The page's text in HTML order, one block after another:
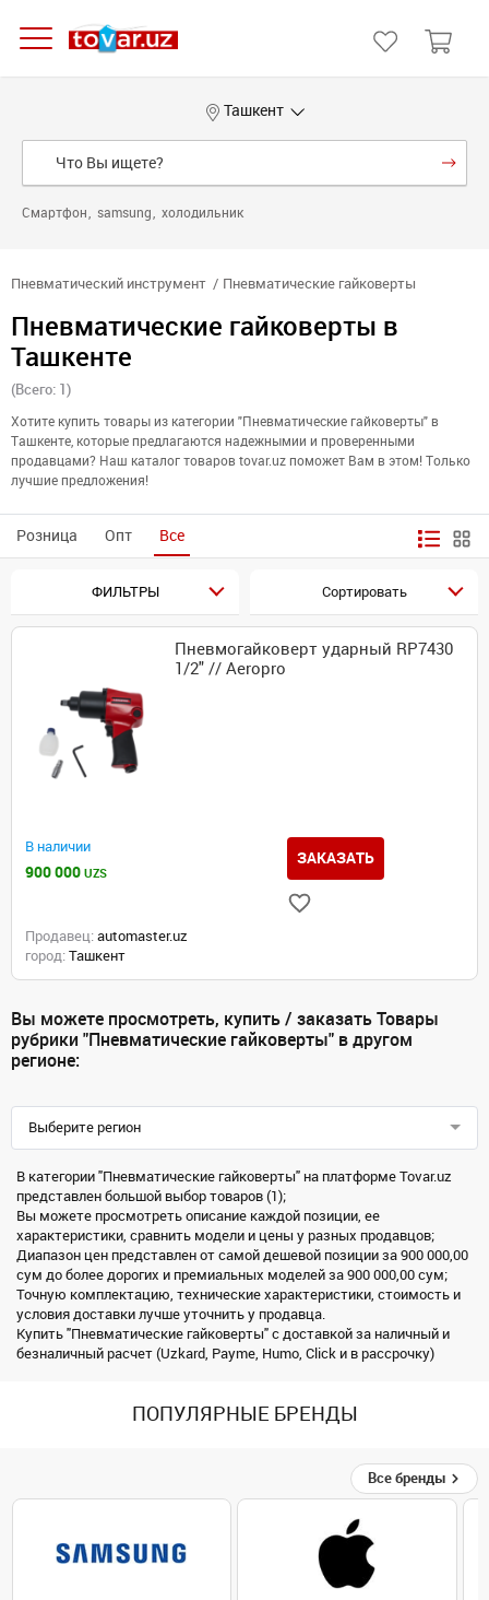
Ташкент
Смартфон samsung холодильник
Пневматический инструмент Пневматические гайковерты
Пневматические гайковерты в
Ташкенте
(Всего: 1)
Хотите купить товары из категории "Пневматические гайковерты" в
Ташкенте, которые предлагаются надежнымии и проверенными
продавцами? Наш каталог товаров tovar.uz поможет Вам в этом! Только
лучшие предложения!
Розница Опт Все
ФИЛЬТРЫ Сортировать
Пневмогайковерт ударный RP7430
1/2" // Aeropro
В наличии
900 000 UZS
ЗАКАЗАТЬ
Продавец: automaster.uz
город: Ташкент
Вы можете просмотреть, купить / заказать Товары
рубрики "Пневматические гайковерты" в другом
регионе:
Выберите регион
В категории "Пневматические гайковерты" на платформе Tovar.uz
представлен большой выбор товаров (1);
Вы можете просмотреть описание каждой позиции, ее
характеристики, сравнить модели и цены у разных продавцов;
Диапазон цен представлен от самой дешевой позиции за 900 000,00
сум до более дорогих и премиальных моделей за 900 000,00 сум;
Точную комплектацию, технические характеристики, стоимость и
условия доставки лучше уточнить у продавца.
Купить "Пневматические гайковерты" с доставкой за наличный и
безналичный расчет (Uzkard, Payme, Humo, Click и в рассрочку)
ПОПУЛЯРНЫЕ БРЕНДЫ
Все бренды